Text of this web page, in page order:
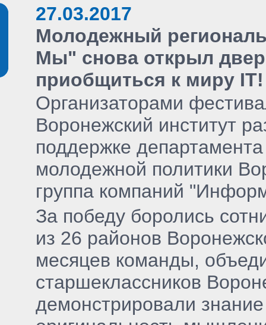
27.03.2017
Молодежный
Мы" снова открыл
приобщиться к миру IT!
Организаторами
Воронежский институт
поддержке
молодежной политики
группа компаний
За победу боролись
из 26 районов
месяцев команды,
старшеклассников
демонстрировали